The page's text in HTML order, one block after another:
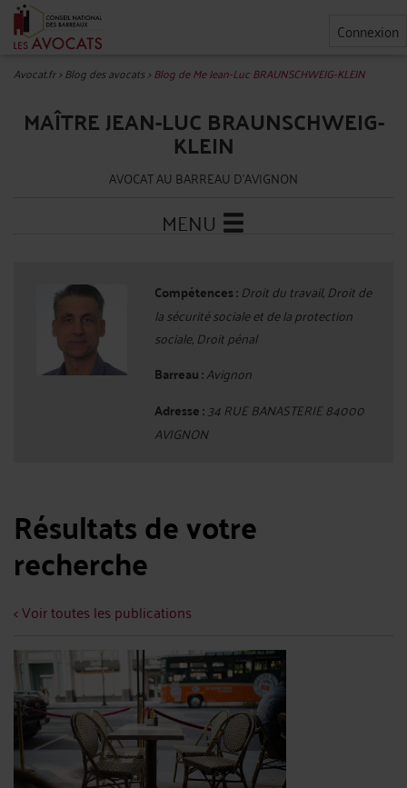
Connexion
Avocat.fr>Blog des avocats>Blog de Me Jean-Luc BRAUNSCHWEIG-KLEIN
MAÎTRE JEAN-LUC BRAUNSCHWEIG-
KLEIN
AVOCAT AU BARREAU D'AVIGNON
MENU
Compétences : Droit du travail, Droit de
la sécurité sociale et de la protection
sociale, Droit pénal
Barreau :Avignon
Adresse :34 RUE BANASTERIE 84000
AVIGNON
Résultats de votre
recherche
< Voir toutes les publications